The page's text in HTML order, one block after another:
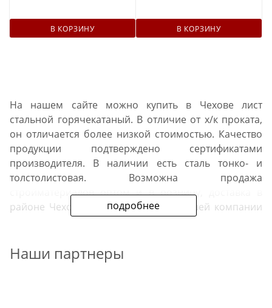
В КОРЗИНУ В КОРЗИНУ
подробнее
На нашем сайте можно купить в Чехове лист
стальной горячекатаный. В отличие от х/к проката,
он отличается более низкой стоимостью. Качество
продукции подтверждено сертификатами
производителя. В наличии есть сталь тонко- и
толстолистовая. Возможна продажа
стройматериалов оптом и в розницу, доставка в
районе Чехова. Дополнительно в нашей компании
Наши партнеры